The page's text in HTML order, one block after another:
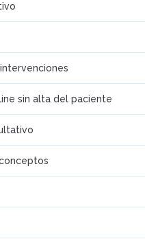
sin alta del paciente